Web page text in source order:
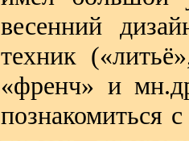
весенний
техник
«френч» и
познакомиться